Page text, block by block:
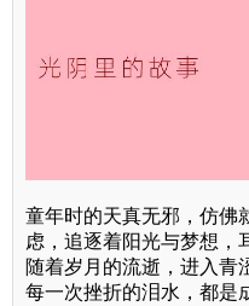
童年时的天真无邪，仿佛
虑，追逐着阳光与梦想，
随着岁月的流逝，进入青
每一次挫折的泪水，都是